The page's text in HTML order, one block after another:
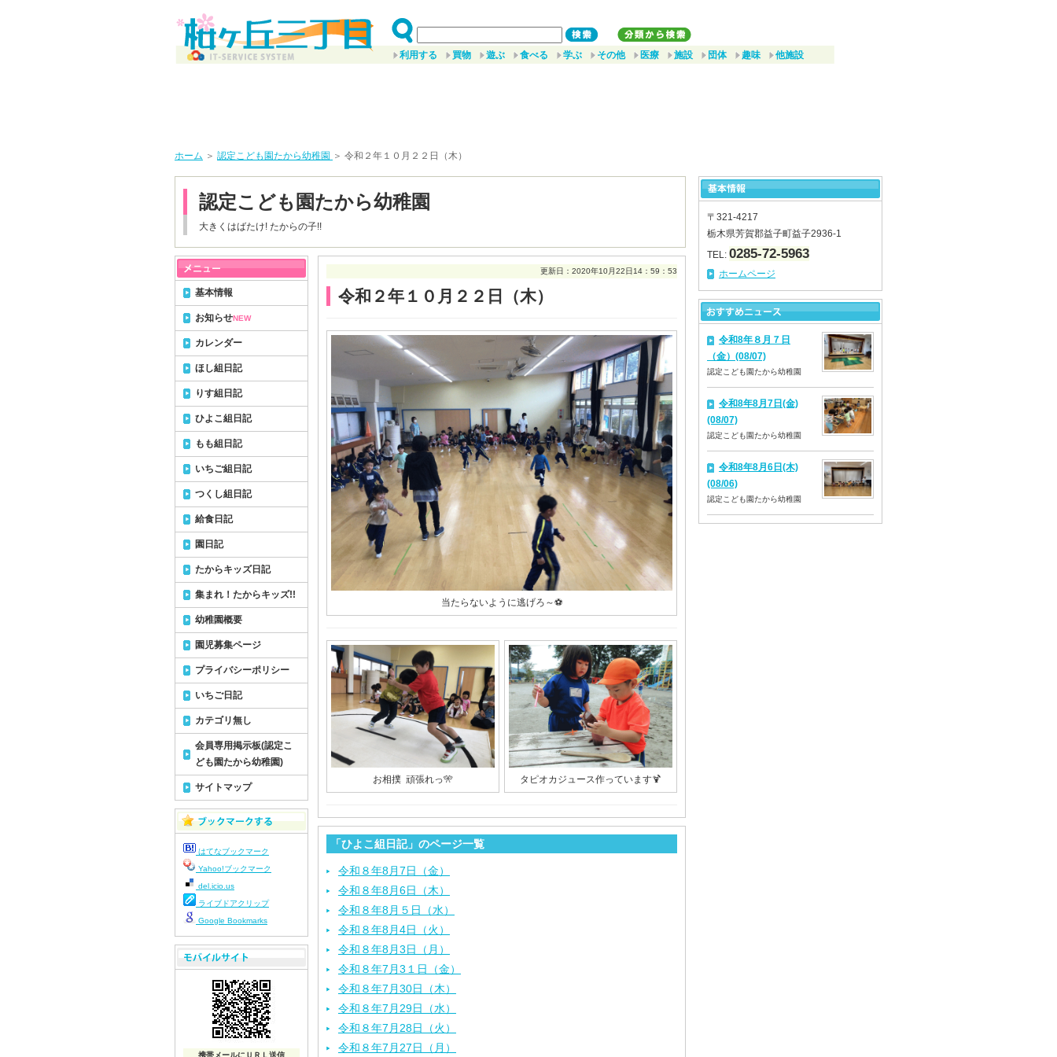
利用する 買物 遊ぶ 食べる 学ぶ その他 医療 施設 団体 趣味 他施設
ホーム ＞ 認定こども園たから幼稚園 ＞ 令和２年１０月２２日（木）
認定こども園たから幼稚園
大きくはばたけ! たからの子!!
更新日：2020年10月22日14：59：53
令和２年１０月２２日（木）
当たらないように逃げろ～⚽
お相撲 頑張れっ🎌 タピオカジュース作っています🍹
「ひよこ組日記」のページ一覧
令和８年8月7日（金）
令和８年8月6日（木）
令和８年8月５日（水）
令和８年8月4日（火）
令和８年8月3日（月）
令和８年7月3１日（金）
令和８年7月30日（木）
令和８年7月29日（水）
令和８年7月28日（火）
令和８年7月27日（月）
基本情報
お知らせNEW
カレンダー
ほし組日記
りす組日記
ひよこ組日記
もも組日記
いちご組日記
つくし組日記
給食日記
園日記
たからキッズ日記
集まれ！たからキッズ!!
幼稚園概要
園児募集ページ
プライバシーポリシー
いちご日記
カテゴリ無し
会員専用掲示板(認定こ
ども園たから幼稚園)
サイトマップ
はてなブックマーク
Yahoo!ブックマーク
del.icio.us
ライブドアクリップ
Google Bookmarks
携帯メールにＵＲＬ送信
〒321-4217
栃木県芳賀郡益子町益子2936-1
TEL: 0285-72-5963
ホームページ
令和8年８月７日
（金）(08/07)
認定こども園たから幼稚園
令和8年8月7日(金)
(08/07)
認定こども園たから幼稚園
令和8年8月6日(木)
(08/06)
認定こども園たから幼稚園